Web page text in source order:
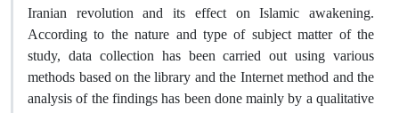
Iranian revolution and its effect on Islamic awakening.
According to the nature and type of subject matter of the
study, data collection has been carried out using various
methods based on the library and the Internet method and the
analysis of the findings has been done mainly by a qualitative